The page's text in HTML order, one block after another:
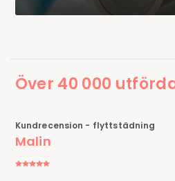
Över 40 000
Kundrecension - flyttstädning
Malin